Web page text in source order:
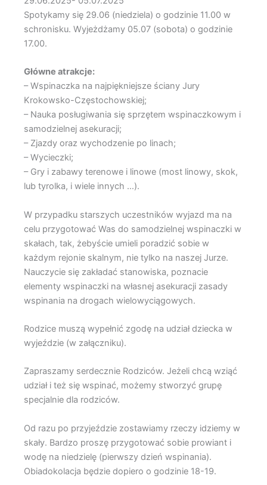
Spotykamy się 29.06 (niedziela) o godzinie 11.00 w
schronisku. Wyjeżdżamy 05.07 (sobota) o godzinie
17.00.
Główne atrakcje:
– Wspinaczka na najpiękniejsze ściany Jury
Krokowsko-Częstochowskiej;
– Nauka posługiwania się sprzętem wspinaczkowym i
samodzielnej asekuracji;
– Zjazdy oraz wychodzenie po linach;
– Wycieczki;
– Gry i zabawy terenowe i linowe (most linowy, skok,
lub tyrolka, i wiele innych …).
W przypadku starszych uczestników wyjazd ma na
celu przygotować Was do samodzielnej wspinaczki w
skałach, tak, żebyście umieli poradzić sobie w
każdym rejonie skalnym, nie tylko na naszej Jurze.
Nauczycie się zakładać stanowiska, poznacie
elementy wspinaczki na własnej asekuracji zasady
wspinania na drogach wielowyciągowych.
Rodzice muszą wypełnić zgodę na udział dziecka w
wyjeździe (w załączniku).
Zapraszamy serdecznie Rodziców. Jeżeli chcą wziąć
udział i też się wspinać, możemy stworzyć grupę
specjalnie dla rodziców.
Od razu po przyjeździe zostawiamy rzeczy idziemy w
skały. Bardzo proszę przygotować sobie prowiant i
wodę na niedzielę (pierwszy dzień wspinania).
Obiadokolacja będzie dopiero o godzinie 18-19.